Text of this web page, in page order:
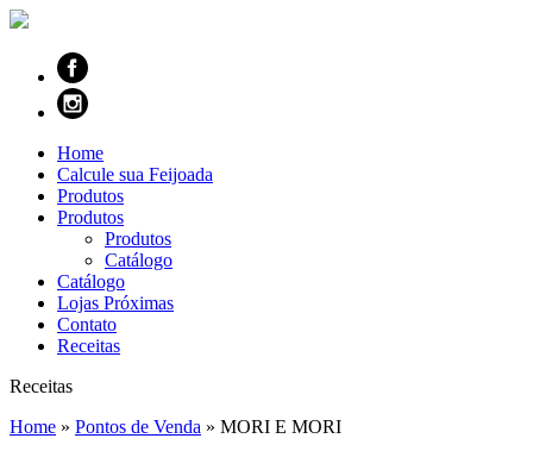
Home
Calcule sua Feijoada
Produtos
Produtos
Produtos
Catálogo
Catálogo
Lojas Próximas
Contato
Receitas
Receitas
Home » Pontos de Venda » MORI E MORI